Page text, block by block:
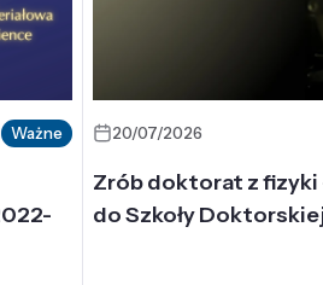
Ważne 20/07/2026
Zrób doktorat z fizyki
do Szkoły